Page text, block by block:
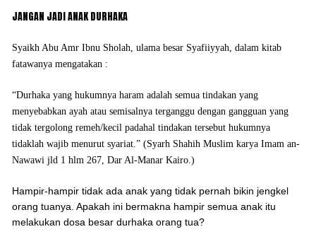
JANGAN JADI ANAK DURHAKA
Syaikh Abu Amr Ibnu Sholah, ulama besar Syafiiyyah, dalam kitab
fatawanya mengatakan :
“Durhaka yang hukumnya haram adalah semua tindakan yang
menyebabkan ayah atau semisalnya terganggu dengan gangguan yang
tidak tergolong remeh/kecil padahal tindakan tersebut hukumnya
tidaklah wajib menurut syariat.” (Syarh Shahih Muslim karya Imam an-
Nawawi jld 1 hlm 267, Dar Al-Manar Kairo.)
Hampir-hampir tidak ada anak yang tidak pernah bikin jengkel
orang tuanya. Apakah ini bermakna hampir semua anak itu
melakukan dosa besar durhaka orang tua?